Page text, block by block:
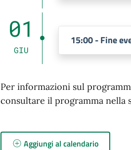
01
GIU
15:00 - Fine
Per informazioni sul
consultare il programma nella
Aggiungi al calendario